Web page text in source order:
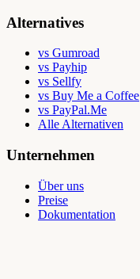
Alternatives
vs Gumroad
vs Payhip
vs Sellfy
vs Buy Me a Coffee
vs PayPal.Me
Alle Alternativen
Unternehmen
Über uns
Preise
Dokumentation